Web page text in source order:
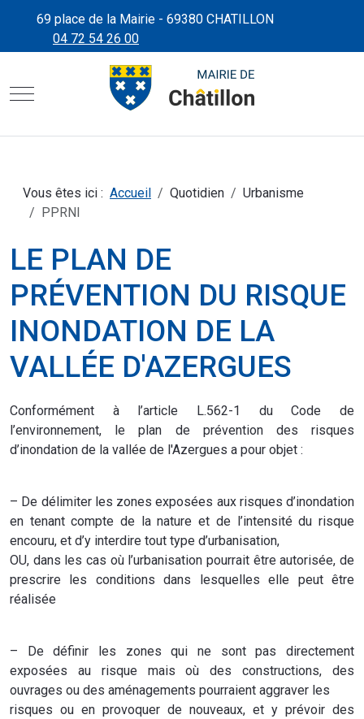
69 place de la Mairie - 69380 CHATILLON
04 72 54 26 00
CHÂTILLON D'AZERGUES"
SITE OFFICIEL DE LA MAIRIE
Mobile Menu Toggle
Vous êtes ici : Accueil Quotidien
Urbanisme
PPRNI
LE PLAN DE
PRÉVENTION DU RISQUE
INONDATION DE LA
VALLÉE D'AZERGUES
Conformément à l’article L.562-1 du Code de
l’environnement, le plan de prévention des risques
d’inondation de la vallée de l'Azergues a pour objet :
– De délimiter les zones exposées aux risques d’inondation
en tenant compte de la nature et de l’intensité du risque
encouru, et d’y interdire tout type d’urbanisation,
OU, dans les cas où l’urbanisation pourrait être autorisée, de
prescrire les conditions dans lesquelles elle peut être
réalisée
– De définir les zones qui ne sont pas directement
exposées au risque mais où des constructions, des
ouvrages ou des aménagements pourraient aggraver les
risques ou en provoquer de nouveaux, et y prévoir des